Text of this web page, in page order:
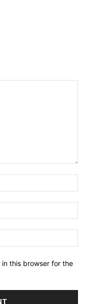
this browser for the